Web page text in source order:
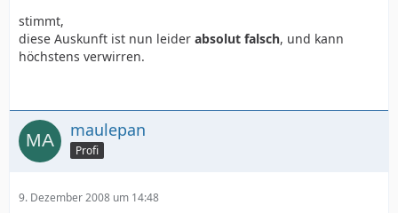
stimmt,
diese Auskunft ist nun leider absolut falsch, und kann
höchstens verwirren.
maulepan
Profi
9. Dezember 2008 um 14:48